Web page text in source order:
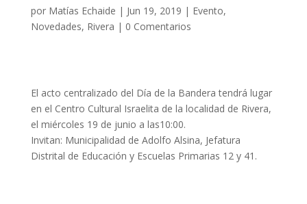
por Matías Echaide | Jun 19, 2019 | Evento,
Novedades, Rivera | 0 Comentarios
El acto centralizado del Día de la Bandera tendrá lugar
en el Centro Cultural Israelita de la localidad de Rivera,
el miércoles 19 de junio a las10:00.
Invitan: Municipalidad de Adolfo Alsina, Jefatura
Distrital de Educación y Escuelas Primarias 12 y 41.